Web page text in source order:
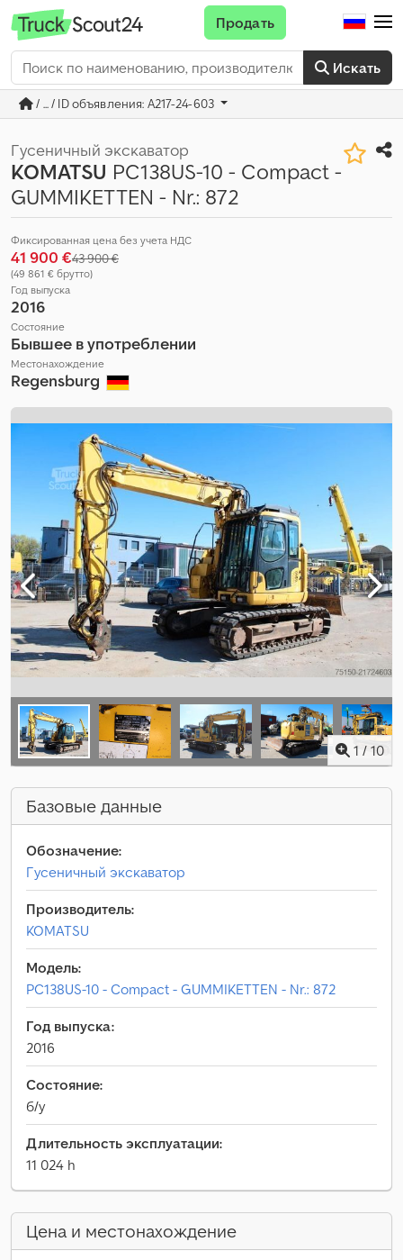
Искать
Продать
/ ... / ID объявления: A217-24-603
Гусеничный экскаватор
KOMATSU PC138US-10 - Compact -
GUMMIKETTEN - Nr.: 872
Фиксированная цена без учета НДС
41 900 €43 900 €
(49 861 € брутто)
Год выпуска
2016
Состояние
Бывшее в употреблении
Местонахождение
Regensburg
1 / 10
Базовые данные
Обозначение:
Гусеничный экскаватор
Производитель:
KOMATSU
Модель:
PC138US-10 - Compact - GUMMIKETTEN - Nr.: 872
Год выпуска:
2016
Состояние:
б/у
Длительность эксплуатации:
11 024 h
Цена и местонахождение